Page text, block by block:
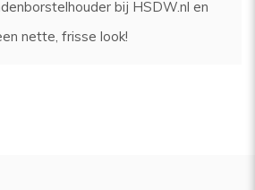
bij HSDW.nl en
nette, frisse look!